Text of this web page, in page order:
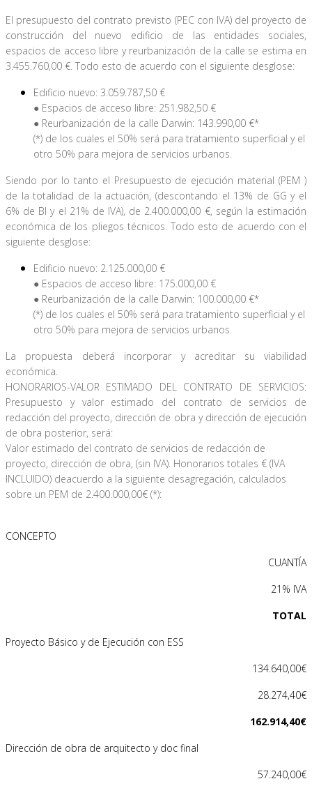
El presupuesto del contrato previsto (PEC con IVA) del proyecto de
construcción del nuevo edificio de las entidades sociales,
espacios de acceso libre y reurbanización de la calle se estima en
3.455.760,00 €. Todo esto de acuerdo con el siguiente desglose:
Edificio nuevo: 3.059.787,50 €
● Espacios de acceso libre: 251.982,50 €
● Reurbanización de la calle Darwin: 143.990,00 €*
(*) de los cuales el 50% será para tratamiento superficial y el
otro 50% para mejora de servicios urbanos.
Siendo por lo tanto el Presupuesto de ejecución material (PEM )
de la totalidad de la actuación, (descontando el 13% de GG y el
6% de BI y el 21% de IVA), de 2.400.000,00 €, según la estimación
económica de los pliegos técnicos. Todo esto de acuerdo con el
siguiente desglose:
Edificio nuevo: 2.125.000,00 €
● Espacios de acceso libre: 175.000,00 €
● Reurbanización de la calle Darwin: 100.000,00 €*
(*) de los cuales el 50% será para tratamiento superficial y el
otro 50% para mejora de servicios urbanos.
La propuesta deberá incorporar y acreditar su viabilidad
económica.
HONORARIOS-VALOR ESTIMADO DEL CONTRATO DE SERVICIOS:
Presupuesto y valor estimado del contrato de servicios de
redacción del proyecto, dirección de obra y dirección de ejecución
de obra posterior, será:
Valor estimado del contrato de servicios de redacción de
proyecto, dirección de obra, (sin IVA). Honorarios totales € (IVA
INCLUIDO) deacuerdo a la siguiente desagregación, calculados
sobre un PEM de 2.400.000,00€ (*):
CONCEPTO
CUANTÍA
21% IVA
TOTAL
Proyecto Básico y de Ejecución con ESS
134.640,00€
28.274,40€
162.914,40€
Dirección de obra de arquitecto y doc final
57.240,00€